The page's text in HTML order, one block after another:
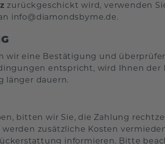
zurückgeschickt wird, verwenden
info@diamondsbyme.de.
wir eine Bestätigung und
entspricht, wird Ihnen
länger dauern.
bitten wir Sie, die Zahlung
zusätzliche Kosten
informieren. Bitte